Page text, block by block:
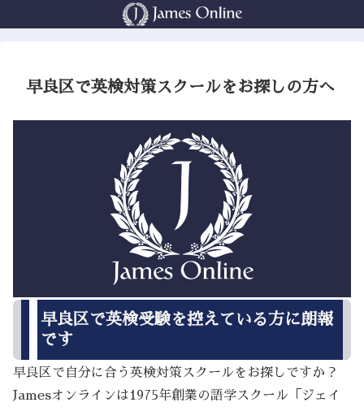
早良区で英検対策スクールをお探しの方へ
早良区で英検受験を控えている方に朗報
です
早良区で自分に合う英検対策スクールをお探しですか？
Jamesオンラインは1975年創業の語学スクール「ジェイ